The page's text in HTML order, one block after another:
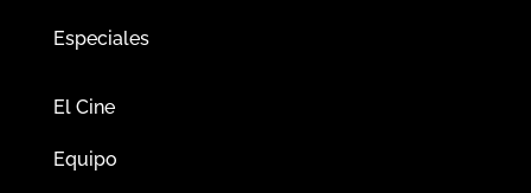
Especiales
El Cine
Equipo